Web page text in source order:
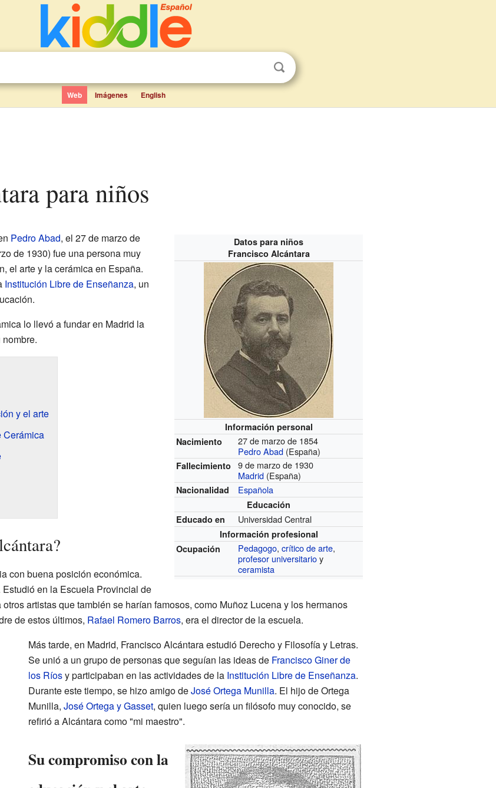
Web Imágenes English
para niños
Datos para niños
Francisco Alcántara
Información personal
Nacimiento
27 de marzo de 1854
Pedro Abad (España)
Fallecimiento
9 de marzo de 1930
Madrid (España)
Nacionalidad Española
Educación
Educado en
Universidad Central
Información profesional
Ocupación
Pedagogo,crítico de arte,
profesor universitarioy
ceramista
Pedro Abad, el 27 de marzo de
de 1930) fue una persona muy
el arte y la cerámica en España.
Institución Libre de Enseñanza, un
lo llevó a fundar en Madrid la
y el arte
Cerámica
con buena posición económica.
en la Escuela Provincial de
artistas que también se harían famosos, como Muñoz Lucena y los hermanos
de estos últimos, Rafael Romero Barros, era el director de la escuela.
Más tarde, en Madrid, Francisco Alcántara estudió Derecho y Filosofía y Letras.
Se unió a un grupo de personas que seguían las ideas de Francisco Giner de
los Ríosy participaban en las actividades de la Institución Libre de Enseñanza.
Durante este tiempo, se hizo amigo deJosé Ortega Munilla. El hijo de Ortega
Munilla, José Ortega y Gasset, quien luego sería un filósofo muy conocido, se
refirió a Alcántara como "mi maestro".
Su compromiso con la